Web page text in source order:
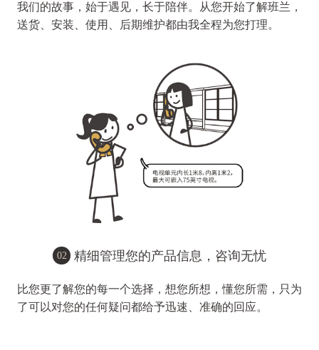
我们的故事，始于遇见，长于陪伴。从您开始了解班兰，
送货、安装、使用、后期维护都由我全程为您打理。
02 精细管理您的产品信息，咨询无忧
比您更了解您的每一个选择，想您所想，懂您所需，只为
了可以对您的任何疑问都给予迅速、准确的回应。